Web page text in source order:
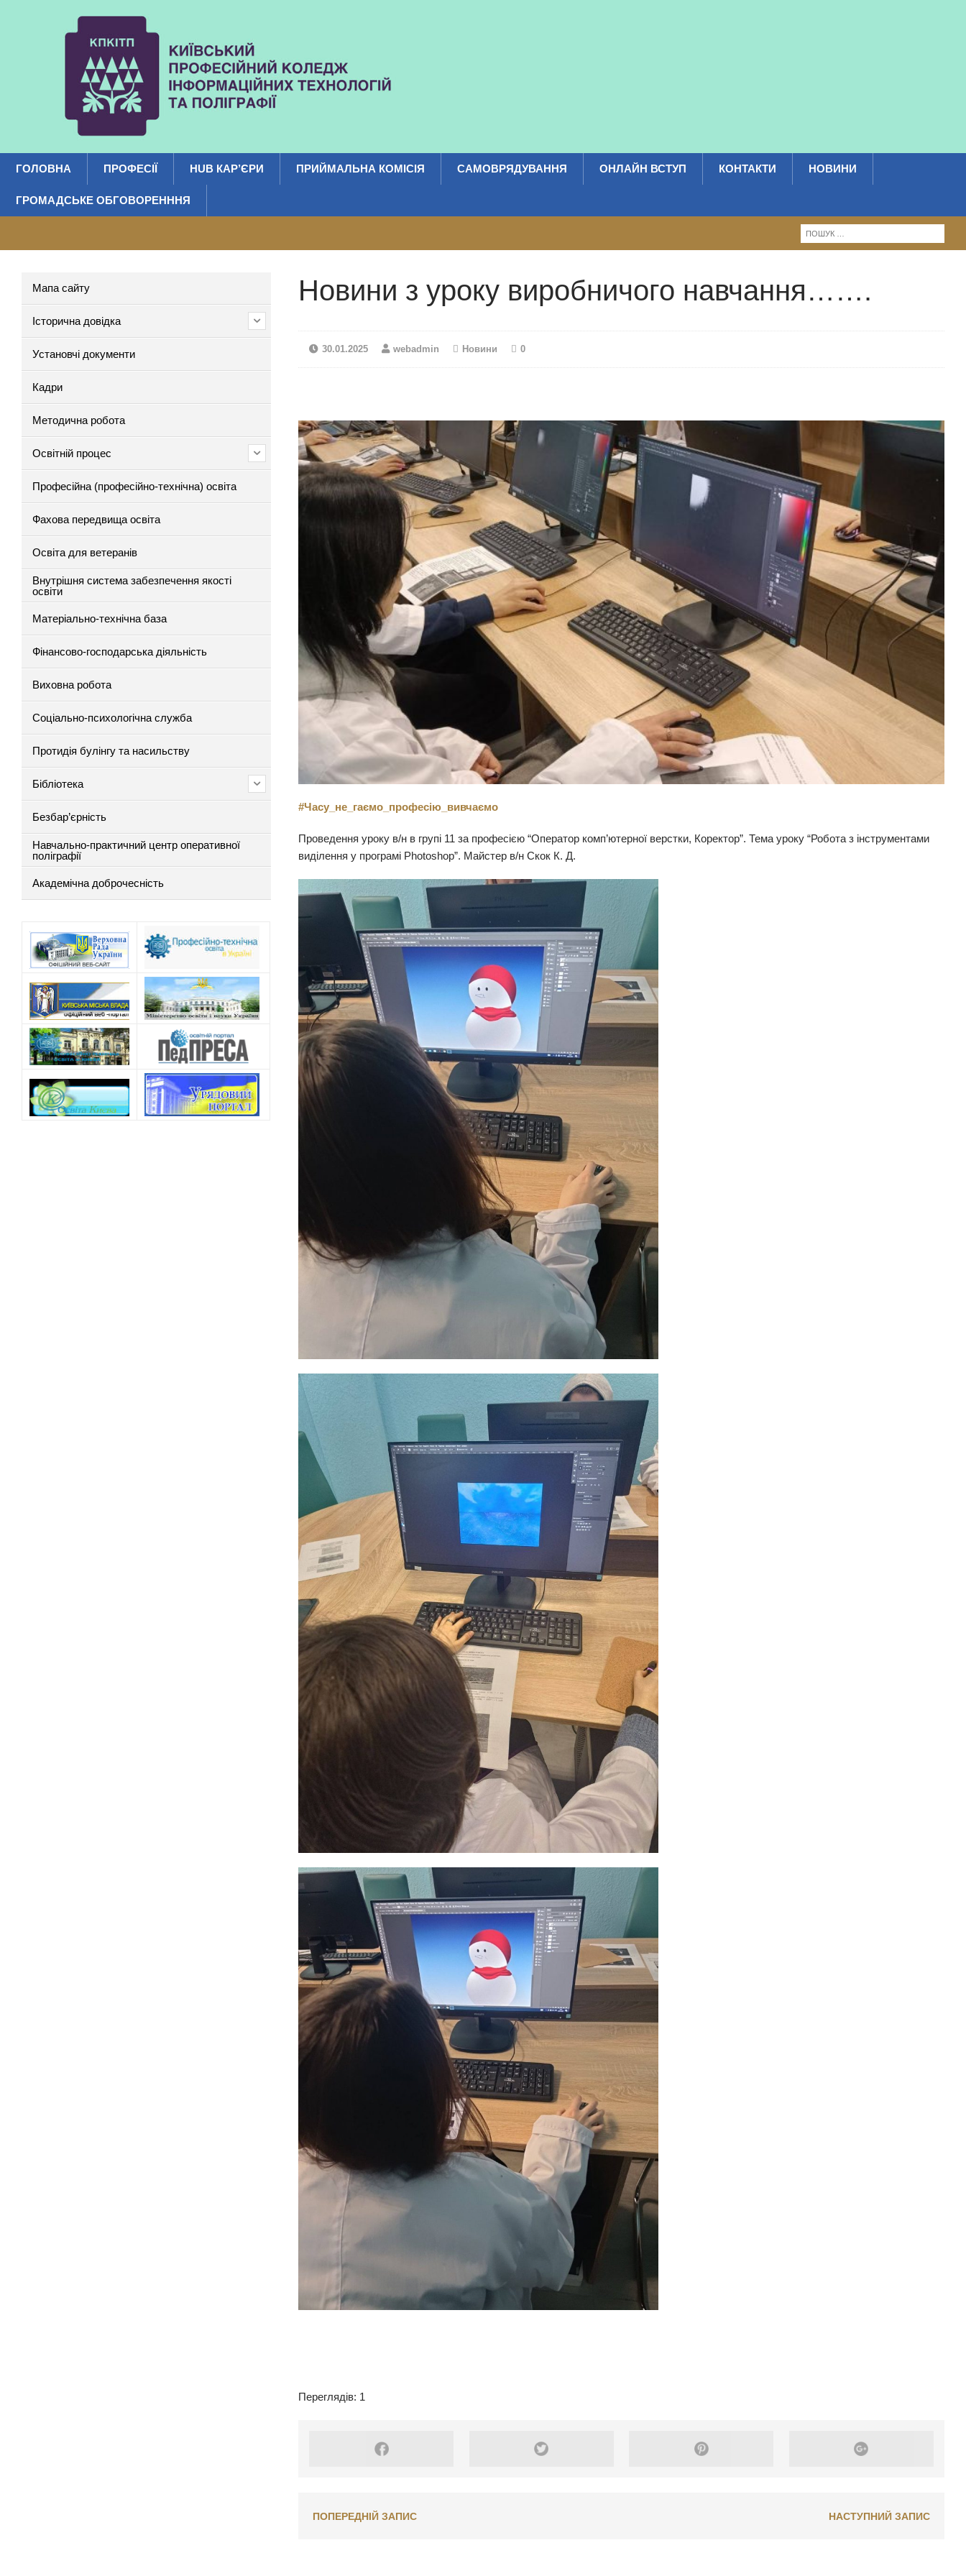
ГОЛОВНА ПРОФЕСІЇ HUB КАР’ЄРИ ПРИЙМАЛЬНА КОМІСІЯ САМОВРЯДУВАННЯ ОНЛАЙН ВСТУП КОНТАКТИ НОВИНИ
ГРОМАДСЬКЕ ОБГОВОРЕНННЯ
Новини з уроку виробничого навчання…….
30.01.2025 webadmin Новини 0
#Часу_не_гаємо_професію_вивчаємо
Проведення уроку в/н в групі 11 за професією “Оператор комп’ютерної верстки, Коректор”. Тема уроку “Робота з інструментами
виділення у програмі Photoshop”. Майстер в/н Скок К. Д.
Переглядів: 1
ПОПЕРЕДНІЙ ЗАПИС НАСТУПНИЙ ЗАПИС
Мапа сайту
Історична довідка
Установчі документи
Кадри
Методична робота
Освітній процес
Професійна (професійно-технічна) освіта
Фахова передвища освіта
Освіта для ветеранів
Внутрішня система забезпечення якості
освіти
Матеріально-технічна база
Фінансово-господарська діяльність
Виховна робота
Соціально-психологічна служба
Протидія булінгу та насильству
Бібліотека
Безбар’єрність
Навчально-практичний центр оперативної
поліграфії
Академічна доброчесність